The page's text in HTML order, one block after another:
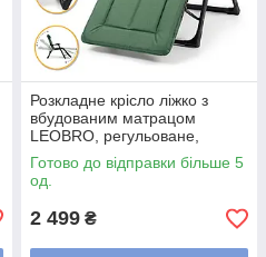
Розкладне крісло ліжко з
вбудованим матрацом
LEOBRO, регульоване,
178×66 см, до 150 кг, Green
(LB-FCB-G3-GRN)
Готово до відправки більше 5
од.
2 499 ₴